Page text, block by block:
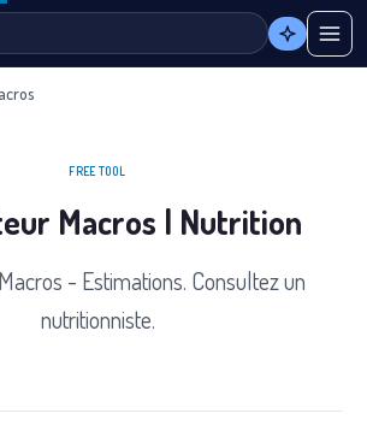
FREE TOOL
Macros | Nutrition
- Estimations. Consultez un
nutritionniste.